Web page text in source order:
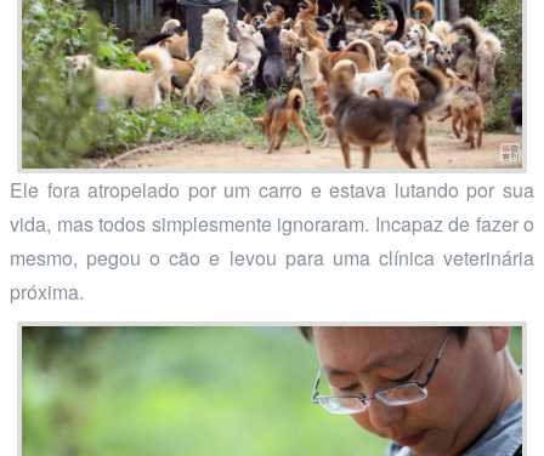
Ele fora atropelado por um carro e estava lutando por sua
vida, mas todos simplesmente ignoraram. Incapaz de fazer o
mesmo, pegou o cão e levou para uma clínica veterinária
próxima.